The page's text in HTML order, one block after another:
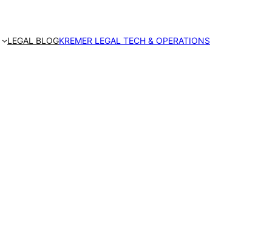
LEGAL BLOGKREMER LEGAL TECH & OPERATIONS